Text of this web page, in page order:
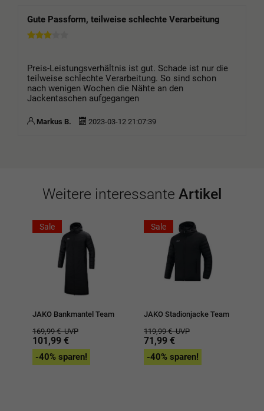
Gute Passform, teilweise schlechte Verarbeitung
Preis-Leistungsverhältnis ist gut. Schade ist nur die
teilweise schlechte Verarbeitung. So sind schon
nach wenigen Wochen die Nähte an den
Jackentaschen aufgegangen
Markus B. 2023-03-12 21:07:39
Weitere interessante Artikel
Sale
JAKO Bankmantel Team
169,99 €UVP
101,99 €
-40% sparen!
Sale
JAKO Stadionjacke Team
119,99 €UVP
71,99 €
-40% sparen!